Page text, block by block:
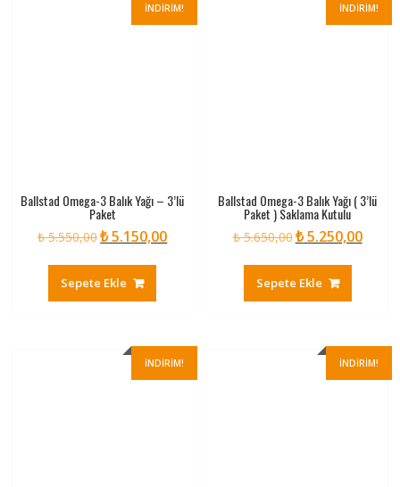
İNDIRIM!
Ballstad Omega-3 Balık Yağı – 3’lü
Paket
₺5.550,00Orijinal
₺ 5.550,00.
₺5.150,00Şu
Sepete Ekle
İNDIRIM!
Ballstad Omega-3 Balık Yağı ( 3’lü
Paket ) Saklama Kutulu
₺5.650,00Orijinal
₺ 5.650,00.
₺5.250,00Şu
Sepete Ekle
İNDIRIM! İNDIRIM!